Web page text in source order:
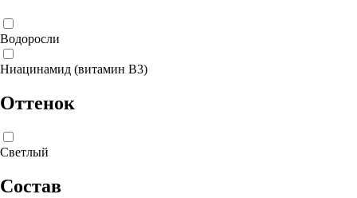
Водоросли
Ниацинамид (витамин B3)
Оттенок
Светлый
Состав